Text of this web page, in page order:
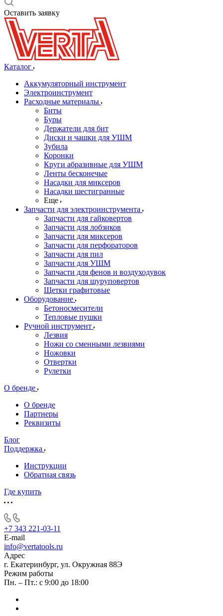
Оставить заявку
Каталог
Аккумуляторный инструмент
Электроинструмент
Расходные материалы
Биты
Буры
Держатели для бит
Диски и чашки для УШМ
Зубила
Коронки
Круги абразивные для УШМ
Ленты бесконечые
Насадки для миксеров
Насадки шестигранные
Еще
Запчасти для электроинструмента
Запчасти для гайковертов
Запчасти для лобзиков
Запчасти для миксеров
Запчасти для перфораторов
Запчасти для пил
Запчасти для УШМ
Запчасти для фенов и воздуходувок
Запчасти для шуруповертов
Щетки графитовые
Оборудование
Бетоносмесители
Тепловые пушки
Ручной инструмент
Лезвия
Ножи со сменными лезвиями
Ножовки
Отвертки
Рулетки
О бренде
О бренде
Партнеры
Реквизиты
Блог
Поддержка
Инструкции
Обратная связь
Где купить
+7 343 221-03-11
E-mail
info@vertatools.ru
Адрес
г. Екатеринбург, ул. Окружная 88Э
Режим работы
Пн. – Пт.: с 9:00 до 18:00